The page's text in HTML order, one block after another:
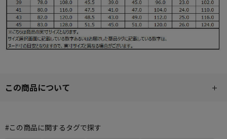
この商品について
#この商品に関するタグで探す